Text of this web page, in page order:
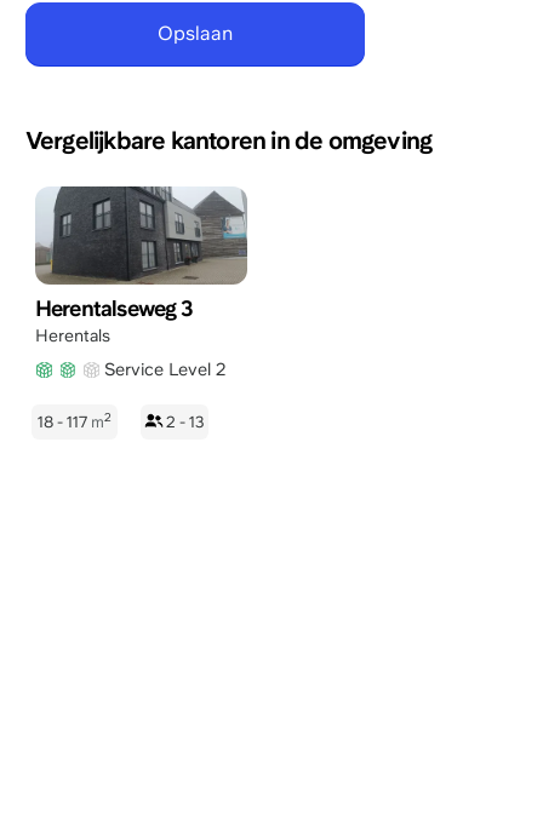
Vergelijkbare kantoren in de omgeving
Herentalseweg 3
Herentals
Service Level 2
18 - 117 m2 2 - 13